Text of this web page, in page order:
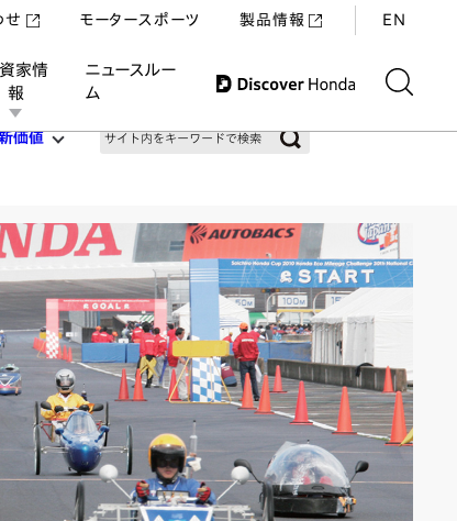
家情
報
ニュースルー
ム
せ モータースポーツ 製品情報 EN
価値